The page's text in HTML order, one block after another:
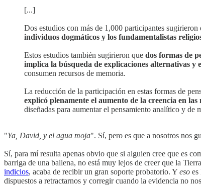
[...]
Dos estudios con más de 1,000 participantes
individuos dogmáticos y los fundamentalistas
Estos estudios también sugirieron que dos formas de
implica la búsqueda de explicaciones alternativas y
consumen recursos de memoria.
La reducción de la participación en estas formas de
explicó plenamente el aumento de la creencia en
diseñadas para aumentar el pensamiento analítico y de
"Ya, David, y el agua moja". Sí, pero es que a nosotros nos
Sí, para mí resulta apenas obvio que si alguien cree que es
barriga de una ballena, no está muy lejos de creer que la
indicios, acaba de recibir un gran soporte probatorio. Y eso es
dispuestos a retractarnos y corregir cuando la evidencia no